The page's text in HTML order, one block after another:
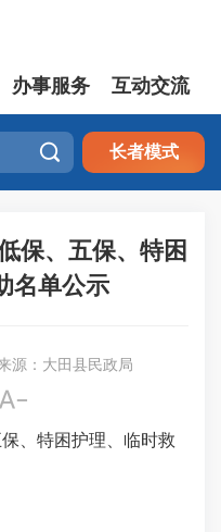
办事服务 互动交流
 长者模式
保、五保、特困
名单公示
源：大田县民政局

、特困护理、临时救